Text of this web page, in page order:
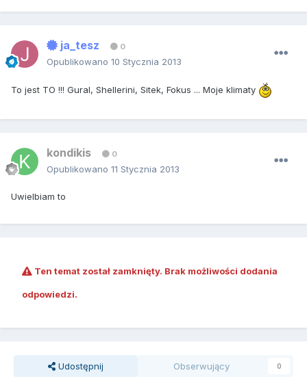
ja_tesz 0
Opublikowano 10 Stycznia 2013
To jest TO !!! Gural, Shellerini, Sitek, Fokus ... Moje klimaty
kondikis 0
Opublikowano 11 Stycznia 2013
Uwielbiam to
Ten temat został zamknięty. Brak możliwości dodania
odpowiedzi.
Udostępnij Obserwujący 0